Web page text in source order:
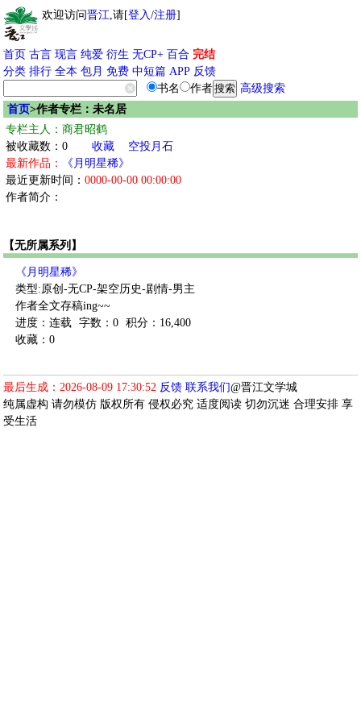
欢迎访问晋江,请[登入/注册]
首页 古言 现言 纯爱 衍生 无CP+ 百合 完结
分类 排行 全本 包月 免费 中短篇 APP 反馈
书名
作者
高级搜索
首页>作者专栏：未名居
专栏主人：商君昭鹤
被收藏数：0
收藏
空投月石
最新作品：
《月明星稀》
最近更新时间： 0000-00-00 00:00:00
作者简介：
【无所属系列】
《月明星稀》
类型:原创-无CP-架空历史-剧情-男主
作者全文存稿ing~~
进度：连载 字数：0 积分：16,400
收藏：0
最后生成：2026-08-09 17:30:52 反馈 联系我们@晋江文学城
纯属虚构 请勿模仿 版权所有 侵权必究 适度阅读 切勿沉迷 合理安排 享
受生活